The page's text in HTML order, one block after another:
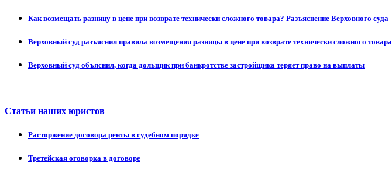
Как возмещать разницу в цене при возврате технически сложного товара? Разъяснение Верховного суда
Верховный суд разъяснил правила возмещения разницы в цене при возврате технически сложного товара
Верховный суд объяснил, когда дольщик при банкротстве застройщика теряет право на выплаты
Статьи наших юристов
Расторжение договора ренты в судебном порядке
Третейская оговорка в договоре